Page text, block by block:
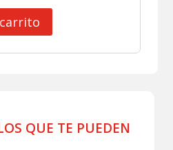
QUE TE PUEDEN